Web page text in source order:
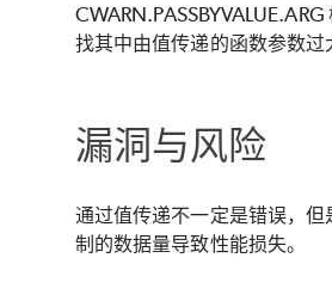
找其中由值传递的函数参数过
漏洞与风险
通过值传递不一定是错误，但
制的数据量导致性能损失。